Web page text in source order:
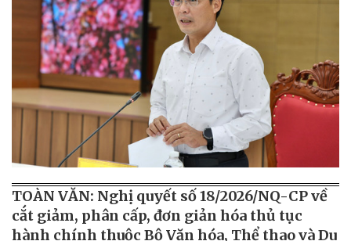
TOÀN VĂN: Nghị quyết số 18/2026/NQ-CP về
cắt giảm, phân cấp, đơn giản hóa thủ tục
hành chính thuộc Bộ Văn hóa, Thể thao và Du